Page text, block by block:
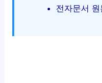
전자문서